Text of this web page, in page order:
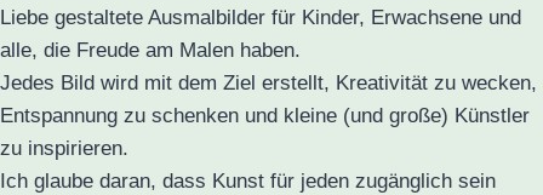
Liebe gestaltete Ausmalbilder für Kinder, Erwachsene und
alle, die Freude am Malen haben.
Jedes Bild wird mit dem Ziel erstellt, Kreativität zu wecken,
Entspannung zu schenken und kleine (und große) Künstler
zu inspirieren.
Ich glaube daran, dass Kunst für jeden zugänglich sein